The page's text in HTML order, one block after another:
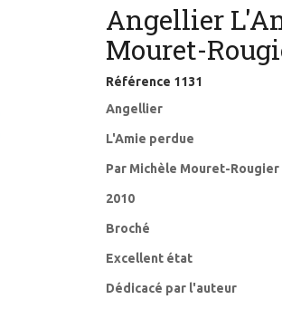
Angellier
Mouret-
Référence 1131
Angellier
L'Amie perdue
Par Michèle Mouret-Rougier
2010
Broché
Excellent état
Dédicacé par l'auteur